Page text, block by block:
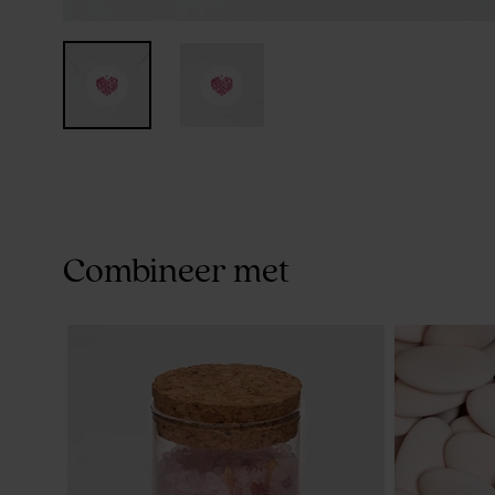
Combineer met